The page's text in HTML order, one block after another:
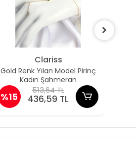
Clariss
Gold Renk Yılan Model Pirinç
Kadın Şahmeran
%15
513,64 TL
436,59 TL